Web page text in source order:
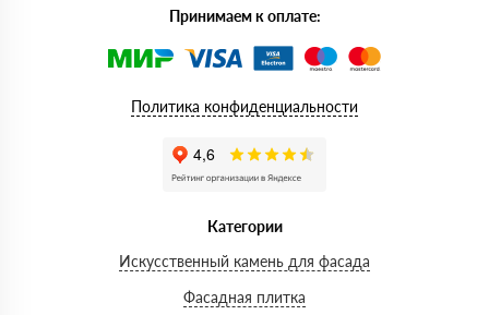
Принимаем к оплате:
Политика конфиденциальности
Категории
Искусственный камень для фасада
Фасадная плитка